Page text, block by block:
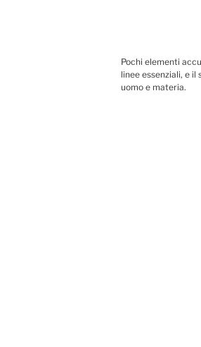
Pochi elementi
linee essenziali, e
uomo e materia.